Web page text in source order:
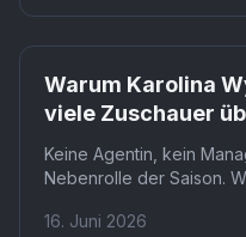
Warum Karolina
viele Zuschauer
Keine Agentin, kein
Nebenrolle der Saison.
keiner Kandidatenliste
16. Juni 2026